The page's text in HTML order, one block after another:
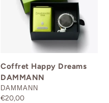
Coffret Happy Dreams
DAMMANN
DISTRIBUTEUR
DAMMANN
Prix
€20,00